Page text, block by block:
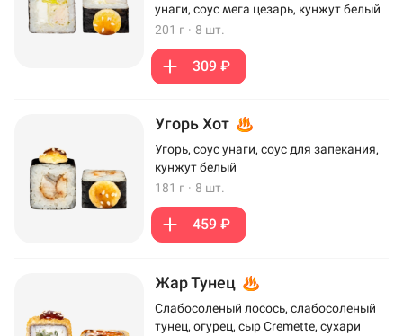
унаги, соус мега цезарь, кунжут белый
201 г · 8 шт.
309 ₽
Угорь Хот
Угорь, соус унаги, соус для запекания,
кунжут белый
181 г · 8 шт.
459 ₽
Жар Тунец
Слабосоленый лосось, слабосоленый
тунец, огурец, сыр Cremette, сухари